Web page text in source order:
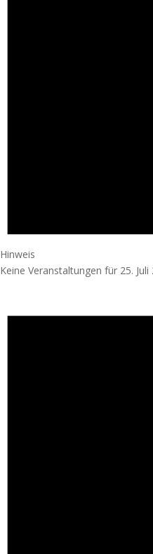
Hinweis
Keine Veranstaltungen für 25.